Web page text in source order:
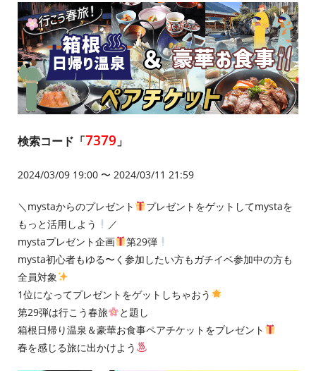
検索コード「7379 」
2024/03/09 19:00 〜 2024/03/11 21:59
＼mystaからのプレゼント
プレゼントをゲットしてmystaを
もっと活用しよう
／
mystaプレゼント企画
第29弾
mysta初心者もゆる〜く参加したい方もガチイベ参加中の方も
全員対象
1位になってプレゼントをゲットしちゃおう
第29弾は行こう春旅
と題し
箱根日帰り温泉＆豪華お食事ペアチケットをプレゼント
春を感じる旅に出かけよう